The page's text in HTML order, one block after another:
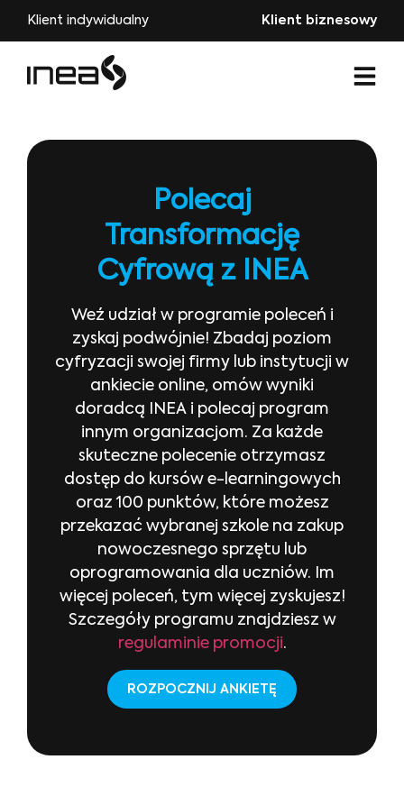
Klient indywidualny Klient biznesowy
Polecaj
Transformację
Cyfrową z INEA
Weź udział w programie poleceń i
zyskaj podwójnie! Zbadaj poziom
cyfryzacji swojej firmy lub instytucji w
ankiecie online, omów wyniki
doradcą INEA i polecaj program
innym organizacjom. Za każde
skuteczne polecenie otrzymasz
dostęp do kursów e-learningowych
oraz 100 punktów, które możesz
przekazać wybranej szkole na zakup
nowoczesnego sprzętu lub
oprogramowania dla uczniów. Im
więcej poleceń, tym więcej zyskujesz!
Szczegóły programu znajdziesz w
regulaminie promocji.
ROZPOCZNIJ ANKIETĘ